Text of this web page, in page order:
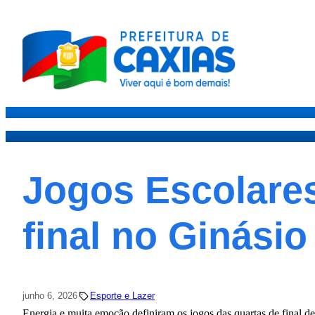
Jogos
final no
junho 6, 2026 Esporte e Lazer